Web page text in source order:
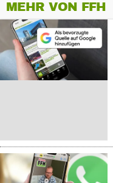
MEHR VON FFH